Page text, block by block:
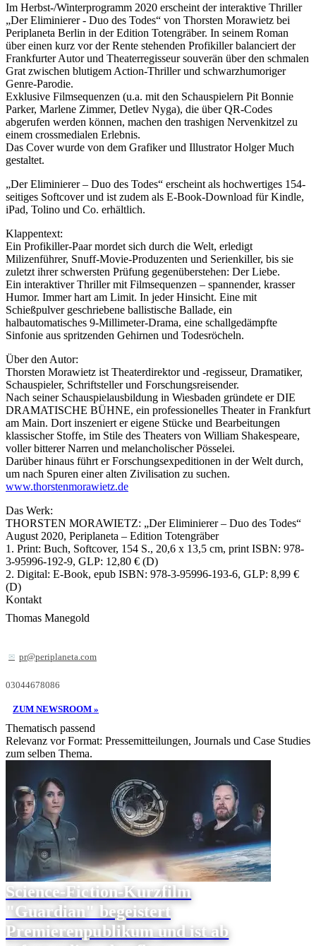
Im Herbst-/Winterprogramm 2020 erscheint der interaktive Thriller
„Der Eliminierer - Duo des Todes“ von Thorsten Morawietz bei
Periplaneta Berlin in der Edition Totengräber. In seinem Roman
über einen kurz vor der Rente stehenden Profikiller balanciert der
Frankfurter Autor und Theaterregisseur souverän über den schmalen
Grat zwischen blutigem Action-Thriller und schwarzhumoriger
Genre-Parodie.
Exklusive Filmsequenzen (u.a. mit den Schauspielern Pit Bonnie
Parker, Marlene Zimmer, Detlev Nyga), die über QR-Codes
abgerufen werden können, machen den trashigen Nervenkitzel zu
einem crossmedialen Erlebnis.
Das Cover wurde von dem Grafiker und Illustrator Holger Much
gestaltet.
„Der Eliminierer – Duo des Todes“ erscheint als hochwertiges 154-
seitiges Softcover und ist zudem als E-Book-Download für Kindle,
iPad, Tolino und Co. erhältlich.
Klappentext:
Ein Profikiller-Paar mordet sich durch die Welt, erledigt
Milizenführer, Snuff-Movie-Produzenten und Serienkiller, bis sie
zuletzt ihrer schwersten Prüfung gegenüberstehen: Der Liebe.
Ein interaktiver Thriller mit Filmsequenzen – spannender, krasser
Humor. Immer hart am Limit. In jeder Hinsicht. Eine mit
Schießpulver geschriebene ballistische Ballade, ein
halbautomatisches 9-Millimeter-Drama, eine schallgedämpfte
Sinfonie aus spritzenden Gehirnen und Todesröcheln.
Über den Autor:
Thorsten Morawietz ist Theaterdirektor und -regisseur, Dramatiker,
Schauspieler, Schriftsteller und Forschungsreisender.
Nach seiner Schauspielausbildung in Wiesbaden gründete er DIE
DRAMATISCHE BÜHNE, ein professionelles Theater in Frankfurt
am Main. Dort inszeniert er eigene Stücke und Bearbeitungen
klassischer Stoffe, im Stile des Theaters von William Shakespeare,
voller bitterer Narren und melancholischer Pösselei.
Darüber hinaus führt er Forschungsexpeditionen in der Welt durch,
um nach Spuren einer alten Zivilisation zu suchen.
www.thorstenmorawietz.de
Das Werk:
THORSTEN MORAWIETZ: „Der Eliminierer – Duo des Todes“
August 2020, Periplaneta – Edition Totengräber
1. Print: Buch, Softcover, 154 S., 20,6 x 13,5 cm, print ISBN: 978-
3-95996-192-9, GLP: 12,80 € (D)
2. Digital: E-Book, epub ISBN: 978-3-95996-193-6, GLP: 8,99 €
(D)
Kontakt
Thomas Manegold
pr@periplaneta.com
03044678086
ZUM NEWSROOM »
Thematisch passend
Relevanz vor Format: Pressemitteilungen, Journals und Case Studies
zum selben Thema.
Science-Fiction-Kurzfilm
"Guardian" begeistert
Premierenpublikum und ist ab